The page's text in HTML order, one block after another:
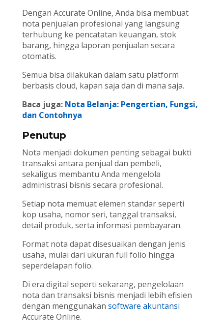
Dengan Accurate Online, Anda bisa membuat
nota penjualan profesional yang langsung
terhubung ke pencatatan keuangan, stok
barang, hingga laporan penjualan secara
otomatis.
Semua bisa dilakukan dalam satu platform
berbasis cloud, kapan saja dan di mana saja.
Baca juga: Nota Belanja: Pengertian, Fungsi,
dan Contohnya
Penutup
Nota menjadi dokumen penting sebagai bukti
transaksi antara penjual dan pembeli,
sekaligus membantu Anda mengelola
administrasi bisnis secara profesional.
Setiap nota memuat elemen standar seperti
kop usaha, nomor seri, tanggal transaksi,
detail produk, serta informasi pembayaran.
Format nota dapat disesuaikan dengan jenis
usaha, mulai dari ukuran full folio hingga
seperdelapan folio.
Di era digital seperti sekarang, pengelolaan
nota dan transaksi bisnis menjadi lebih efisien
dengan menggunakan software akuntansi
Accurate Online.